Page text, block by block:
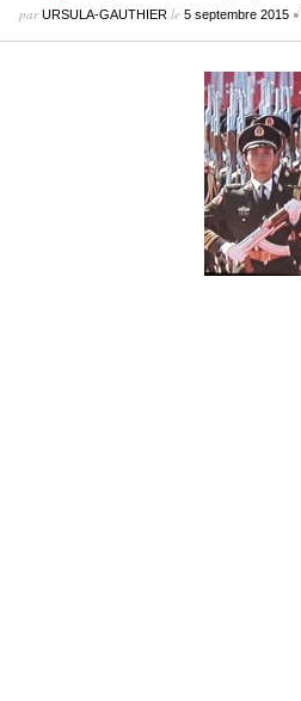
parURSULA-GAUTHIERle 5 septembre 2015•